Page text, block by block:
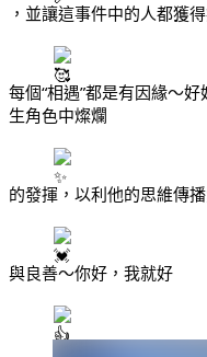
，並讓這事件中的人都獲
每個“相遇”都是有因緣～
生角色中燦爛
的發揮，以利他的思維傳
與良善～你好，我就好